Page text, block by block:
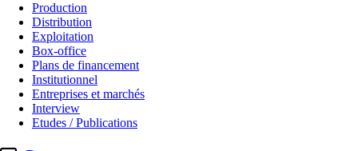
Production
Distribution
Exploitation
Box-office
Plans de financement
Institutionnel
Entreprises et marchés
Interview
Etudes / Publications